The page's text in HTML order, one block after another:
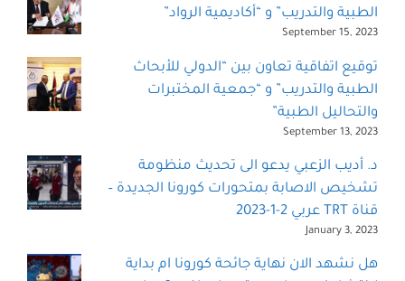
الطبية والتدريب” و “أكاديمية الرواد”
September 15, 2023
توقيع اتفاقية تعاون بين “الدولي للأبحاث
الطبية والتدريب” و “جمعية المختبرات
والتحاليل الطبية”
September 13, 2023
د. أديب الزعبي يدعو الى تحديث منظومة
تشخيص الاصابة بمتحورات كورونا الجديدة –
قناة TRT عربي 2-1-2023
January 3, 2023
هل نشهد الان نهاية جائحة كورونا ام بداية